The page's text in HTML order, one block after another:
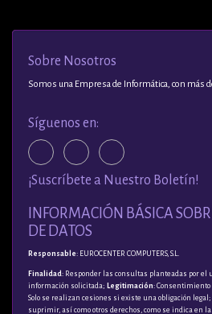
Sobre Nosotros
Somos una Empresa de Informática, con más
Síguenos en:
¡Suscríbete a Nuestro Boletín!
INFORMACIÓN BÁSICA
DE DATOS
Responsable: EUROCENTER COMPUTERS, S.L.
Finalidad : Responder las consultas planteadas por el
información solicitada; Legitimación:
Solo se realizan cesiones si existe una obligación legal;
suprimir, así como otros derechos, como se indica en